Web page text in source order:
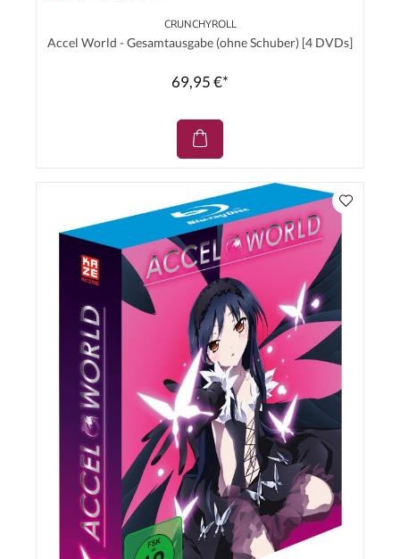
CRUNCHYROLL
Accel World - Gesamtausgabe (ohne Schuber) [4 DVDs]
69,95 €*